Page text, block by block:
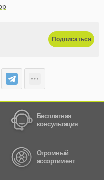
Подписаться
Бесплатная
консультация
Огромный
ассортимент